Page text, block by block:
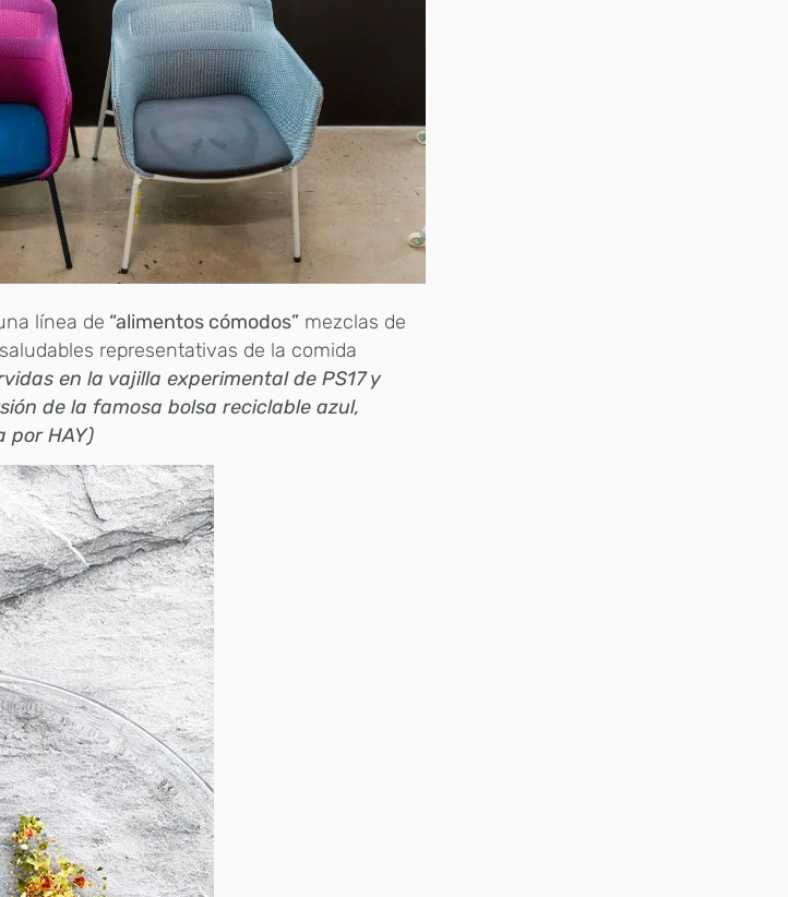
línea de “alimentos cómodos” mezclas de
representativas de la comida
en la vajilla experimental de PS17 y
de la famosa bolsa reciclable azul,
por HAY)